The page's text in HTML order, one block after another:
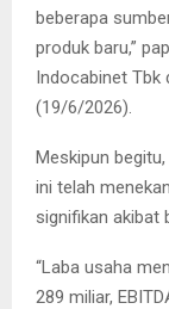
beberapa
produk baru,”
Indocabinet Tbk
(19/6/2026).
Meskipun
ini telah
signifikan akibat
“Laba usaha
289 miliar,